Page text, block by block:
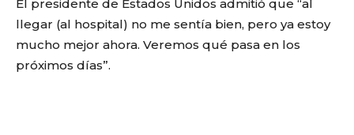
El presidente de Estados Unidos admitió que “al
llegar (al hospital) no me sentía bien, pero ya estoy
mucho mejor ahora. Veremos qué pasa en los
próximos días”.